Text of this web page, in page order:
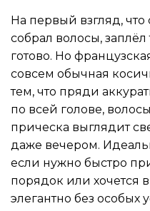
На первый взгляд,
собрал волосы,
готово. Но
совсем обычная
тем, что пряди
по всей голове,
прическа выглядит
даже вечером.
если нужно быстро
порядок или хочется
элегантно без особых